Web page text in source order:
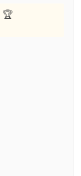
🏆